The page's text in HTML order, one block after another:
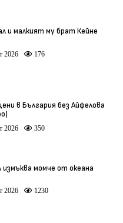
и малкият му брат Кейне
2026 176
в България без Айфелова
2026 350
момче от океана
2026 1230